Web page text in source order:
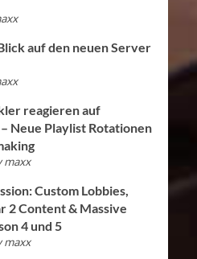
auf den neuen Server
reagieren auf
Neue Playlist Rotationen
maxx
Custom Lobbies,
2 Content & Massive
4 und 5
maxx